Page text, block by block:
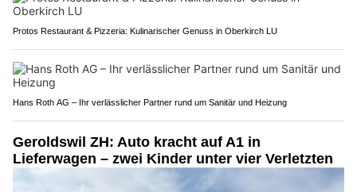
Protos Restaurant & Pizzeria: Kulinarischer Genuss in Oberkirch LU
Hans Roth AG – Ihr verlässlicher Partner rund um Sanitär und Heizung
Geroldswil ZH: Auto kracht auf A1 in
Lieferwagen – zwei Kinder unter vier Verletzten